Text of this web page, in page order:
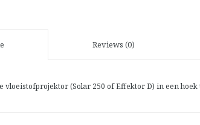
Reviews (0)
vloeistofprojektor (Solar 250 of Effektor D) in een